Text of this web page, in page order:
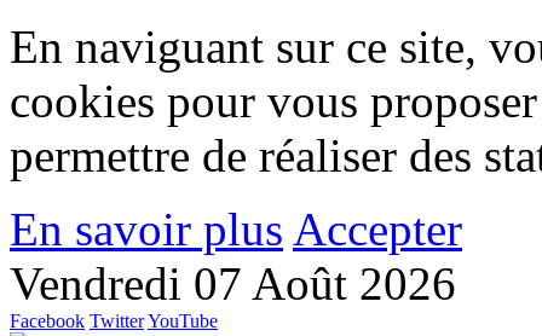
En naviguant sur ce site,
cookies pour vous
permettre de réaliser des
En savoir plus Accepter
Vendredi 07 Août 2026
Facebook TwitterYouTube